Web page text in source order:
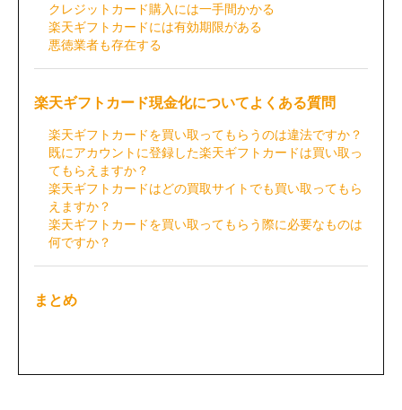
クレジットカード購入には一手間かかる
楽天ギフトカードには有効期限がある
悪徳業者も存在する
楽天ギフトカード現金化についてよくある質問
楽天ギフトカードを買い取ってもらうのは違法ですか？
既にアカウントに登録した楽天ギフトカードは買い取っ
てもらえますか？
楽天ギフトカードはどの買取サイトでも買い取ってもら
えますか？
楽天ギフトカードを買い取ってもらう際に必要なものは
何ですか？
まとめ